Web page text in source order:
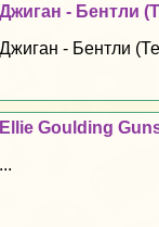
Джиган - Бентли
Джиган - Бентли
Ellie Goulding
...